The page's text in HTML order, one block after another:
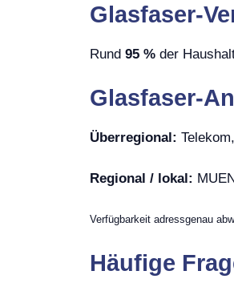
Glasfaser-
Rund 95 % der
Glasfaser-
Überregional:
Regional / lokal:
Verfügbarkeit adressgenau
Häufige